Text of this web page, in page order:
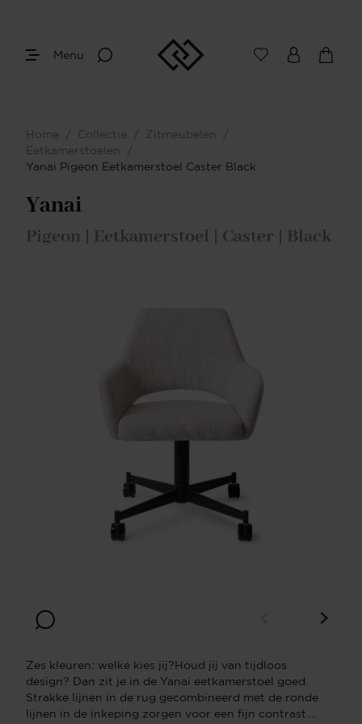
Menu
Home / Collectie / Zitmeubelen
/
Eetkamerstoelen
/
Yanai Pigeon Eetkamerstoel Caster Black
Yanai
Pigeon | Eetkamerstoel | Caster | Black
Zes kleuren: welke kies jij?Houd jij van tijdloos
design? Dan zit je in de Yanai eetkamerstoel goed.
Strakke lijnen in de rug gecombineerd met de ronde
lijnen in de inkeping zorgen voor een fijn contrast.